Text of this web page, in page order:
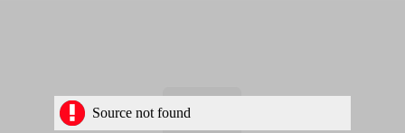
Source not found